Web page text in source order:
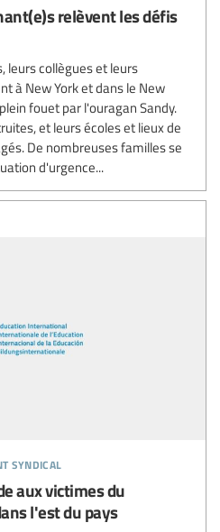
relèvent les défis
leurs collègues et leurs
à New York et dans le New
fouet par l'ouragan Sandy.
et leurs écoles et lieux de
De nombreuses familles se
d'urgence...
syndical
aux victimes du
l'est du pays